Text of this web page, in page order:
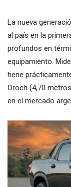
La nueva
al país en la
profundos en
equipamiento.
tiene
Oroch (4,70
en el mercado